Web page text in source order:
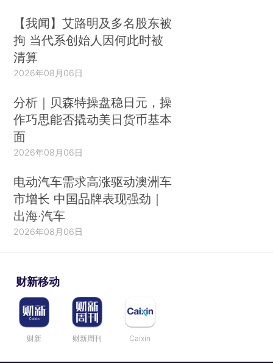
【我闻】艾路明及多名股东被
拘 当代系创始人因何此时被
清算
2026年08月06日
分析｜贝森特操盘稳日元，操
作巧思能否撬动美日货币基本
面
2026年08月06日
电动汽车需求高涨驱动澳洲车
市增长 中国品牌表现强劲｜
出海·汽车
2026年08月06日
财新移动
财新 财新周刊 Caixin